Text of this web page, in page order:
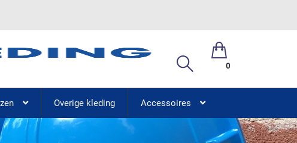
0
Overige kleding Accessoires